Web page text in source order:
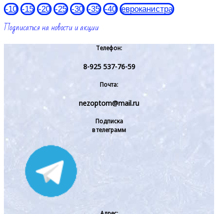
-10 -15 -20 -25 -30 -35 -40 евроканистра
Подписаться на новости и акции
Телефон:
8-925 537-76-59
Почта:
nezoptom@mail.ru
Подписка
в телеграмм